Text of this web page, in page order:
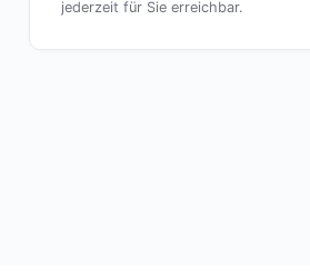
jederzeit für Sie erreichbar.